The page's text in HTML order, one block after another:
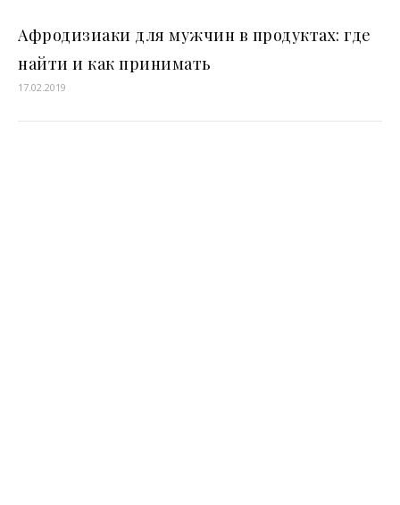
Афродизиаки для мужчин в продуктах: где
найти и как принимать
17.02.2019